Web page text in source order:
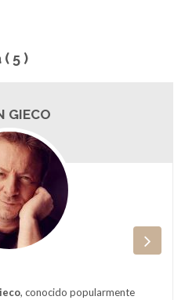
5 )
GIECO
, conocido popularmente